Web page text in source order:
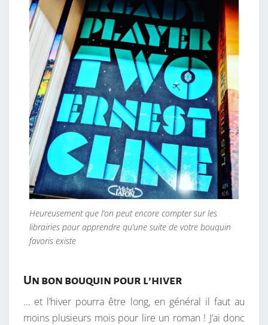
Heureusement que l’on peut encore compter sur les
librairies pour apprendre qu’une suite de votre bouquin
favoris existe
Un bon bouquin pour l’hiver
… et l’hiver pourra être long, en général il faut au
moins plusieurs mois pour lire un roman ! J’ai donc